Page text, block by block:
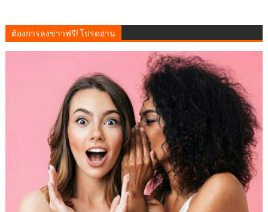
ต้องการลงข่าวฟรี! โปรดอ่าน